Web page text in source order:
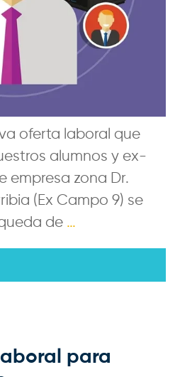
oferta laboral que
alumnos y ex-
empresa zona Dr.
(Ex Campo 9) se
de …
para